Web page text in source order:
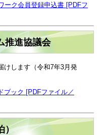
ーク会員登録申込書 [PDFフ
推進協議会
します（令和7年3月発
ブック [PDFファイル／
）